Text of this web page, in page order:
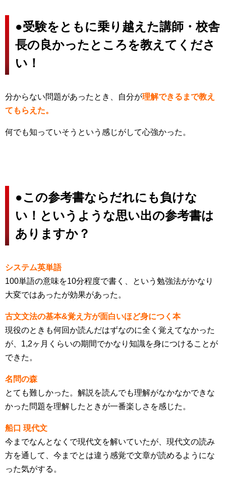
●受験をともに乗り越えた講師・校舎
長の良かったところを教えてくださ
い！
分からない問題があったとき、自分が理解できるまで教え
てもらえた。
何でも知っていそうという感じがして心強かった。
●この参考書ならだれにも負けな
い！というような思い出の参考書は
ありますか？
システム英単語
100単語の意味を10分程度で書く、という勉強法がかなり
大変ではあったが効果があった。
古文文法の基本&覚え方が面白いほど身につく本
現役のときも何回か読んだはずなのに全く覚えてなかった
が、1,2ヶ月くらいの期間でかなり知識を身につけることが
できた。
名問の森
とても難しかった。解説を読んでも理解がなかなかできな
かった問題を理解したときが一番楽しさを感じた。
船口 現代文
今までなんとなくで現代文を解いていたが、現代文の読み
方を通して、今までとは違う感覚で文章が読めるようにな
った気がする。